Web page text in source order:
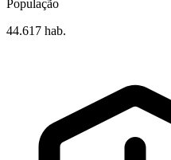
População
44.617 hab.